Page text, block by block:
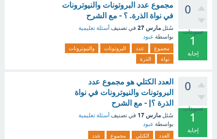
0
تصويتات
1
إجابة
مجموع عدد البروتونات والنيوترونات
في نواة الذرة. ؟ - مع الشرح
سُئل مارس 27 في تصنيف أسئلة تعليمية
بواسطة عبود
مجموع عدد البروتونات
والنيوترونات
نواة
الذرة
0
تصويتات
1
إجابة
العدد الكتلي هو مجموع عدد
البروتونات والنيوترونات في نواة
الذرة ؟| - مع الشرح
سُئل مارس 17 في تصنيف أسئلة تعليمية
بواسطة عبود
العدد الكتلي مجموع
عدد